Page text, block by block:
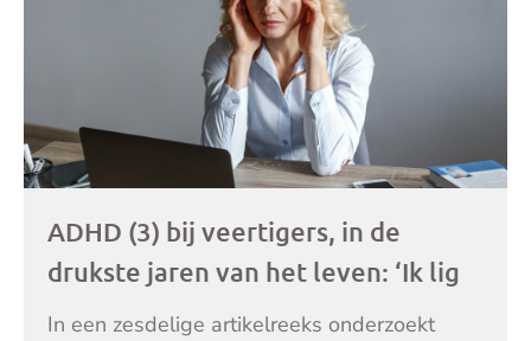
ADHD (3) bij veertigers, in de
drukste jaren van het leven: ‘Ik lig
nooit op de bank!’
In een zesdelige artikelreeks onderzoekt